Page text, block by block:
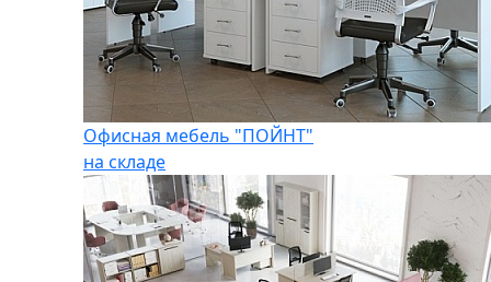
Офисная мебель "ПОЙНТ"
на складе